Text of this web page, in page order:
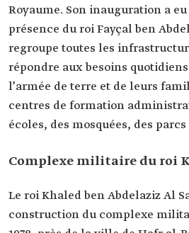
Royaume. Son inauguration a eu
présence du roi Fayçal ben
regroupe toutes les
répondre aux besoins
l’armée de terre et de leurs
centres de formation
écoles, des mosquées, des
Complexe militaire du roi
Le roi Khaled ben Abdelaziz Al
construction du complexe